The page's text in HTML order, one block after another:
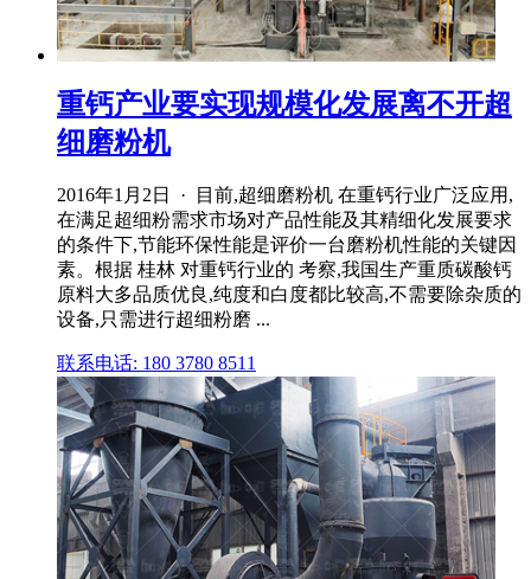
重钙产业要实现规模化发展离不开超
细磨粉机
2016年1月2日 · 目前,超细磨粉机 在重钙行业广泛应用,
在满足超细粉需求市场对产品性能及其精细化发展要求
的条件下,节能环保性能是评价一台磨粉机性能的关键因
素。根据 桂林 对重钙行业的 考察,我国生产重质碳酸钙
原料大多品质优良,纯度和白度都比较高,不需要除杂质的
设备,只需进行超细粉磨 ...
联系电话: 180 3780 8511